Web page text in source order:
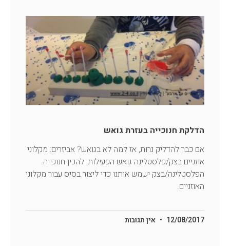
הדלקת חנוכייה בעזרת גואש
אם כבר להדליק נרות, אז למה לא בגואש? אביזרים: מקלוני
אוזניים בצק/פלסטלינה גואש הפעילות: להכין חנוכייה.
הפלסטלינה/בצק ישמש אותנו כדי ליצור בסיס עבור מקלוני
האוזניים.
12/08/2017 אין תגובות